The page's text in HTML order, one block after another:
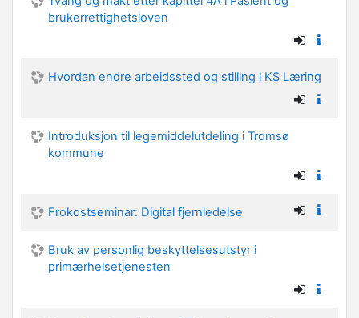
brukerrettighetsloven
Hvordan endre arbeidssted og stilling i KS Læring
Introduksjon til legemiddelutdeling i Tromsø
kommune
Frokostseminar: Digital fjernledelse
Bruk av personlig beskyttelsesutstyr i
primærhelsetjenesten